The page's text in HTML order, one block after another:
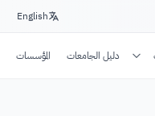
English
دليل الجامعات المؤسسات